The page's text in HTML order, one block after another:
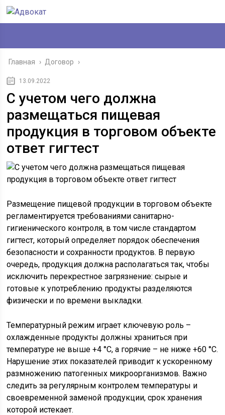
Главная › Договор ›
13.09.2022
С учетом чего должна
размещаться пищевая
продукция в торговом объекте
ответ гигтест
Размещение пищевой продукции в торговом объекте
регламентируется требованиями санитарно-
гигиенического контроля, в том числе стандартом
гигтест, который определяет порядок обеспечения
безопасности и сохранности продуктов. В первую
очередь, продукция должна располагаться так, чтобы
исключить перекрестное загрязнение: сырые и
готовые к употреблению продукты разделяются
физически и по времени выкладки.
Температурный режим играет ключевую роль –
охлажденные продукты должны храниться при
температуре не выше +4 °C, а горячие – не ниже +60 °C.
Нарушение этих показателей приводит к ускоренному
размножению патогенных микроорганизмов. Важно
следить за регулярным контролем температуры и
своевременной заменой продукции, срок хранения
которой истекает.